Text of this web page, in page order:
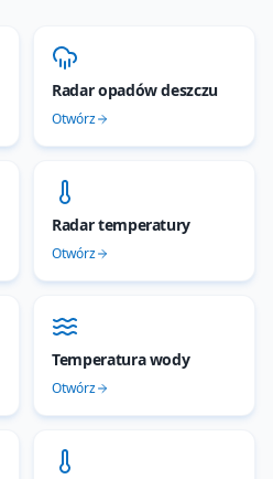
Radar opadów deszczu
Otwórz
Radar temperatury
Otwórz
Temperatura wody
Otwórz